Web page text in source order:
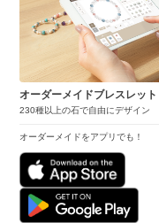
オーダーメイドブレスレット
230種以上の石で自由にデザイン
オーダーメイドをアプリでも！